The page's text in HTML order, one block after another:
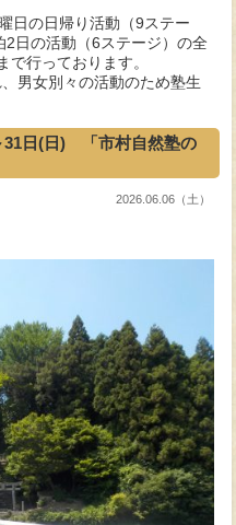
日の日帰り活動（9ステー
日の活動（6ステージ）の全
行っております。
男女別々の活動のため塾生
31日(日) 「市村自然塾の
2026.06.06（土）